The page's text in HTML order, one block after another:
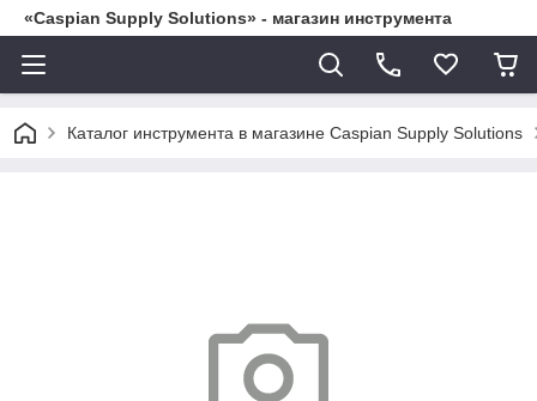
«Caspian Supply Solutions» - магазин инструмента
Каталог инструмента в магазине Caspian Supply Solutions